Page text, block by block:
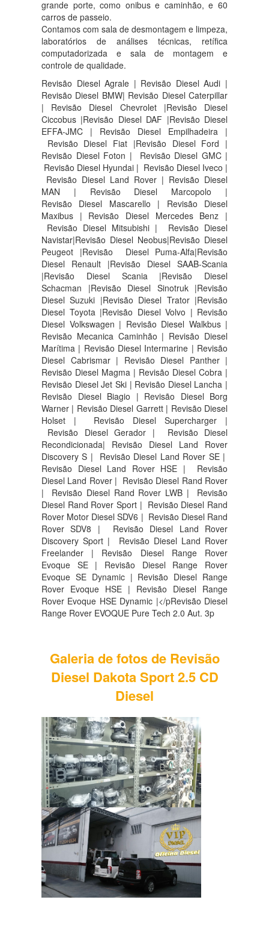
grande porte, como onibus e caminhão, e 60
carros de passeio.
Contamos com sala de desmontagem e limpeza,
laboratórios de análises técnicas, retífica
computadorizada e sala de montagem e
controle de qualidade.
Revisão Diesel Agrale | Revisão Diesel Audi |
Revisão Diesel BMW| Revisão Diesel Caterpillar
| Revisão Diesel Chevrolet |Revisão Diesel
Ciccobus |Revisão Diesel DAF |Revisão Diesel
EFFA-JMC | Revisão Diesel Empilhadeira |
Revisão Diesel Fiat |Revisão Diesel Ford |
Revisão Diesel Foton | Revisão Diesel GMC |
Revisão Diesel Hyundai | Revisão Diesel Iveco |
Revisão Diesel Land Rover | Revisão Diesel
MAN | Revisão Diesel Marcopolo |
Revisão Diesel Mascarello | Revisão Diesel
Maxibus | Revisão Diesel Mercedes Benz |
Revisão Diesel Mitsubishi | Revisão Diesel
Navistar|Revisão Diesel Neobus|Revisão Diesel
Peugeot |Revisão Diesel Puma-Alfa|Revisão
Diesel Renault |Revisão Diesel SAAB-Scania
|Revisão Diesel Scania |Revisão Diesel
Schacman |Revisão Diesel Sinotruk |Revisão
Diesel Suzuki |Revisão Diesel Trator |Revisão
Diesel Toyota |Revisão Diesel Volvo | Revisão
Diesel Volkswagen | Revisão Diesel Walkbus |
Revisão Mecanica Caminhão | Revisão Diesel
Marítima | Revisão Diesel Intermarine | Revisão
Diesel Cabrismar | Revisão Diesel Panther |
Revisão Diesel Magma | Revisão Diesel Cobra |
Revisão Diesel Jet Ski | Revisão Diesel Lancha |
Revisão Diesel Biagio | Revisão Diesel Borg
Warner | Revisão Diesel Garrett | Revisão Diesel
Holset | Revisão Diesel Supercharger |
Revisão Diesel Gerador | Revisão Diesel
Recondicionada| Revisão Diesel Land Rover
Discovery S |
Revisão Diesel Land Rover SE |
Revisão Diesel Land Rover HSE |
Revisão
Diesel Land Rover | Revisão Diesel Rand Rover
|
Revisão Diesel Rand Rover LWB |
Revisão
Diesel Rand Rover Sport | Revisão Diesel Rand
Rover Motor Diesel SDV6 | Revisão Diesel Rand
Rover SDV8 |
Revisão Diesel Land Rover
Discovery Sport |
Revisão Diesel Land Rover
Freelander | Revisão Diesel Range Rover
Evoque SE | Revisão Diesel Range Rover
Evoque SE Dynamic | Revisão Diesel Range
Rover Evoque HSE | Revisão Diesel Range
Rover Evoque HSE Dynamic |</pRevisão Diesel
Range Rover EVOQUE Pure Tech 2.0 Aut. 3p
Galeria de fotos de Revisão
Diesel Dakota Sport 2.5 CD
Diesel